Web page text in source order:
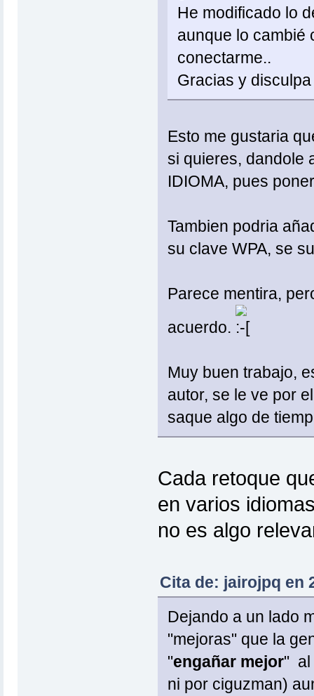
He modificado lo
aunque lo cambié
conectarme..
Gracias y
Esto me gustaria
si quieres, dandole
IDIOMA, pues
Tambien podria
su clave WPA, se
Parece mentira,
acuerdo.
Muy buen trabajo,
autor, se le ve por
saque algo de
Cada retoque
en varios
no es algo
Cita de: jairojpq en
Dejando a un lado
"mejoras" que la
"engañar mejor" al
ni por ciguzman)